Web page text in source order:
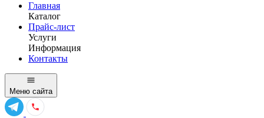
Главная
Каталог
Прайс-лист
Услуги
Информация
Контакты
Меню сайта